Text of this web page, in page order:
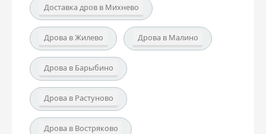
Доставка дров в Михнево
Дрова в Жилево Дрова в Малино
Дрова в Барыбино
Дрова в Растуново
Дрова в Востряково